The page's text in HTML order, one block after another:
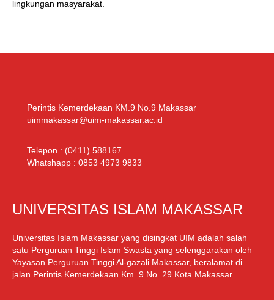
lingkungan masyarakat.
Perintis Kemerdekaan KM.9 No.9 Makassar
uimmakassar@uim-makassar.ac.id
Telepon : (0411) 588167
Whatshapp : 0853 4973 9833
UNIVERSITAS ISLAM MAKASSAR
Universitas Islam Makassar yang disingkat UIM adalah salah
satu Perguruan Tinggi Islam Swasta yang selenggarakan oleh
Yayasan Perguruan Tinggi Al-gazali Makassar, beralamat di
jalan Perintis Kemerdekaan Km. 9 No. 29 Kota Makassar.